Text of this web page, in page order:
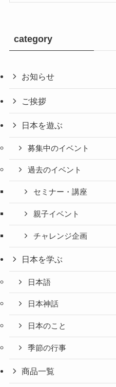
category
お知らせ
ご挨拶
日本を遊ぶ
募集中のイベント
過去のイベント
セミナー・講座
親子イベント
チャレンジ企画
日本を学ぶ
日本語
日本神話
日本のこと
季節の行事
商品一覧